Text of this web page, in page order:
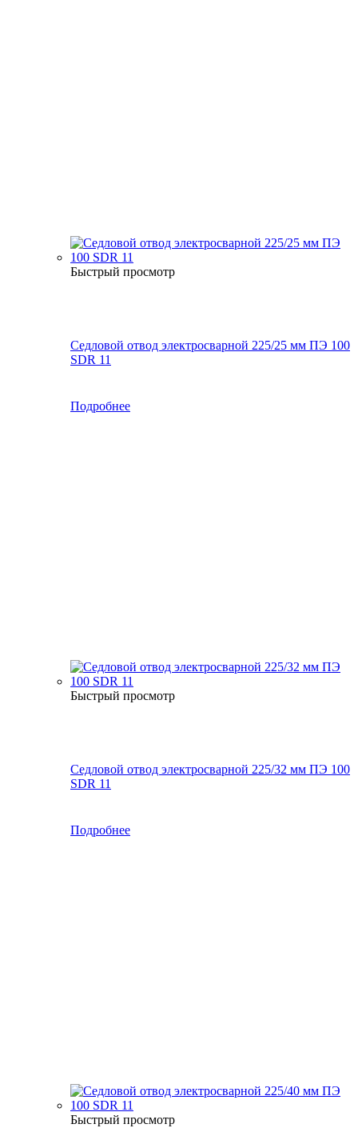
Быстрый просмотр
Седловой отвод электросварной 225/25 мм ПЭ 100
SDR 11
Подробнее
Быстрый просмотр
Седловой отвод электросварной 225/32 мм ПЭ 100
SDR 11
Подробнее
Быстрый просмотр